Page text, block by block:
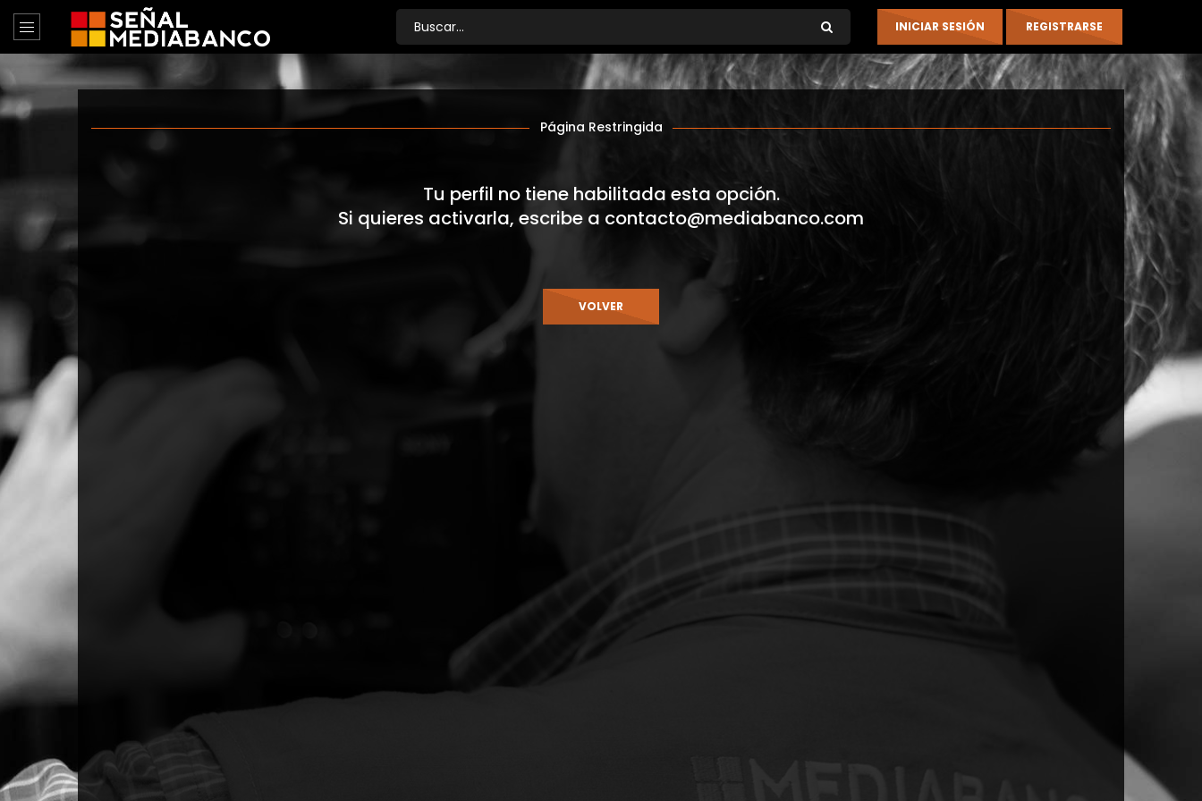
Página Restringida
Tu perfil no tiene habilitada esta opción.
Si quieres activarla, escribe a contacto@mediabanco.com